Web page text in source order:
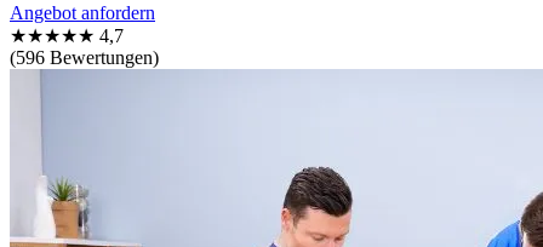
Angebot anfordern
★★★★★ 4,7
(596 Bewertungen)